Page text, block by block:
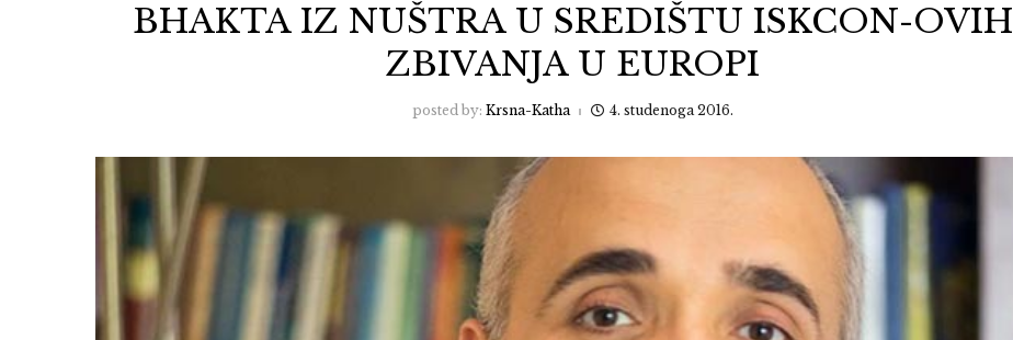
BHAKTA IZ NUŠTRA U SREDIŠTU ISKCON-OVIH
ZBIVANJA U EUROPI
posted by: Krsna-Katha 4. studenoga 2016.